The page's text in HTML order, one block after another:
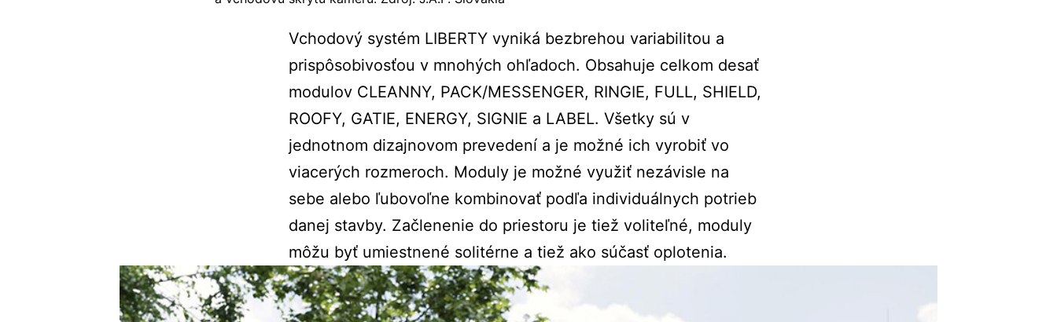
Vchodový systém LIBERTY vyniká bezbrehou variabilitou a
prispôsobivosťou v mnohých ohľadoch. Obsahuje celkom desať
modulov CLEANNY, PACK/MESSENGER, RINGIE, FULL, SHIELD,
ROOFY, GATIE, ENERGY, SIGNIE a LABEL. Všetky sú v
jednotnom dizajnovom prevedení a je možné ich vyrobiť vo
viacerých rozmeroch. Moduly je možné využiť nezávisle na
sebe alebo ľubovoľne kombinovať podľa individuálnych potrieb
danej stavby. Začlenenie do priestoru je tiež voliteľné, moduly
môžu byť umiestnené solitérne a tiež ako súčasť oplotenia.